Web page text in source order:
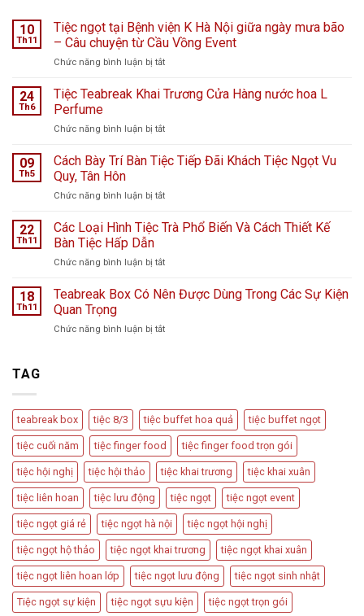
10
Th11
Tiệc ngọt tại Bệnh viện K Hà Nội giữa ngày mưa bão
– Câu chuyện từ Cầu Vồng Event
Chức năng bình luận bị tắtở
ngọt
viện
Hà
ngày
bão
Cầu
24
Th6
Tiệc Teabreak Khai Trương Cửa Hàng nước hoa L
Perfume
Chức năng bình luận bị tắtở
Teabreak
Khai
Cửa
nước
Perfume
09
Th5
Cách Bày Trí Bàn Tiệc Tiếp Đãi Khách Tiệc Ngọt Vu
Quy, Tân Hôn
Chức năng bình luận bị tắtở
Bày
Tiệc
Đãi
Ngọt
22
Th11
Các Loại Hình Tiệc Trà Phổ Biến Và Cách Thiết Kế
Bàn Tiệc Hấp Dẫn
Chức năng bình luận bị tắtở
Loại
Trà
Kế
Bàn
Tiệc
Hấp
Dẫn
18
Th11
Teabreak Box Có Nên Được Dùng Trong Các Sự Kiện
Quan Trọng
Chức năng bình luận bị tắtở
Dùng
Trong
Các
Sự
Kiện
Quan
Trọng
TAG
teabreak box tiệc 8/3 tiệc buffet hoa quả tiệc buffet ngọt
tiệc cuối năm tiệc finger food tiệc finger food trọn gói
tiệc hội nghị tiệc hội thảo tiệc khai trương tiệc khai xuân
tiệc liên hoan tiệc lưu động tiệc ngọt tiệc ngọt event
tiệc ngọt giá rẻ tiệc ngọt hà nội tiệc ngọt hội nghị
tiệc ngọt hộ thảo tiệc ngọt khai trương tiệc ngọt khai xuân
tiệc ngọt liên hoan lớp tiệc ngọt lưu động tiệc ngọt sinh nhật
Tiệc ngọt sự kiện tiệc ngọt sựu kiện tiệc ngọt trọn gói